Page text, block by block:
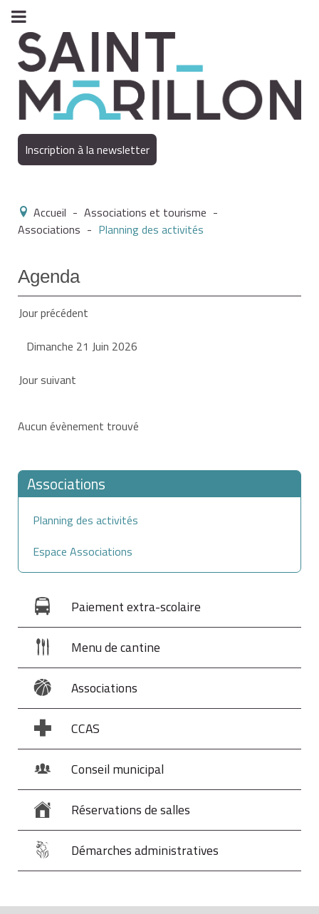
Inscription à la newsletter
Accueil - Associations et tourisme -
Associations - Planning des activités
Agenda
Jour précédent
Dimanche 21 Juin 2026
Jour suivant
Aucun évènement trouvé
Associations
Planning des activités
Espace Associations
Paiement extra-scolaire
Menu de cantine
Associations
CCAS
Conseil municipal
Réservations de salles
Démarches administratives